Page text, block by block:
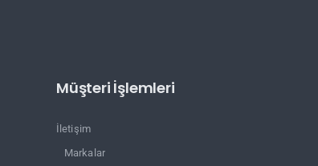
Müşteri İşlemleri
İletişim
Markalar